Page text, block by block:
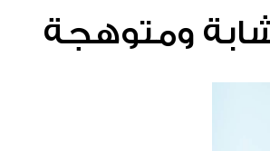
ومتوهجة